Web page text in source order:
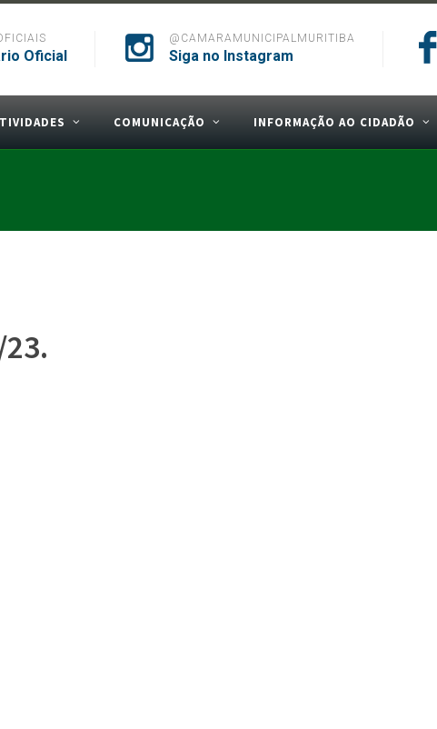
Oficial
@CAMARAMUNICIPALMURITIBA
Siga no Instagram
COMUNICAÇÃO INFORMAÇÃO AO CIDADÃO